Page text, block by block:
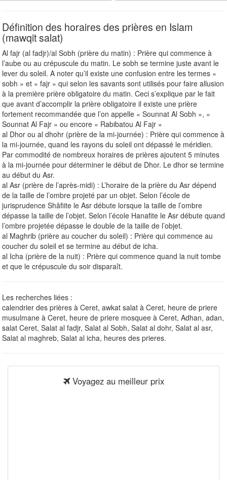
Définition des horaires des prières en Islam
(mawqit salat)
Al fajr (al fadjr)/al Sobh (prière du matin) : Prière qui commence à
l’aube ou au crépuscule du matin. Le sobh se termine juste avant le
lever du soleil. A noter qu’il existe une confusion entre les termes «
sobh » et « fajr » qui selon les savants sont utilisés pour faire allusion
à la première prière obligatoire du matin. Ceci s’explique par le fait
que avant d’accomplir la prière obligatoire il existe une prière
fortement recommandée que l’on appelle « Sounnat Al Sobh », «
Sounnat Al Fajr » ou encore « Rabibatou Al Fajr »
al Dhor ou al dhohr (prière de la mi-journée) : Prière qui commence à
la mi-journée, quand les rayons du soleil ont dépassé le méridien.
Par commodité de nombreux horaires de prières ajoutent 5 minutes
à la mi-journée pour déterminer le début de Dhor. Le dhor se termine
au début du Asr.
al Asr (prière de l’après-midi) : L’horaire de la prière du Asr dépend
de la taille de l’ombre projeté par un objet. Selon l’école de
jurisprudence Shâfiite le Asr débute lorsque la taille de l’ombre
dépasse la taille de l’objet. Selon l’école Hanafite le Asr débute quand
l’ombre projetée dépasse le double de la taille de l’objet.
al Maghrib (prière au coucher du soleil) : Prière qui commence au
coucher du soleil et se termine au début de icha.
al Icha (prière de la nuit) : Prière qui commence quand la nuit tombe
et que le crépuscule du soir disparaît.
Les recherches liées :
calendrier des prières à Ceret, awkat salat à Ceret, heure de priere
musulmane à Ceret, heure de priere mosquee à Ceret, Adhan, adan,
salat Ceret, Salat al fadjr, Salat al Sobh, Salat al dohr, Salat al asr,
Salat al maghreb, Salat al icha, heures des prieres.
Voyagez au meilleur prix